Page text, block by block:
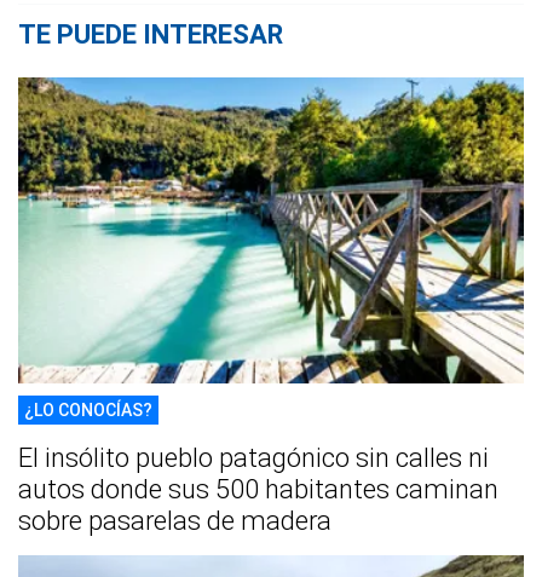
TE PUEDE INTERESAR
¿LO CONOCÍAS?
El insólito pueblo patagónico sin calles ni
autos donde sus 500 habitantes caminan
sobre pasarelas de madera